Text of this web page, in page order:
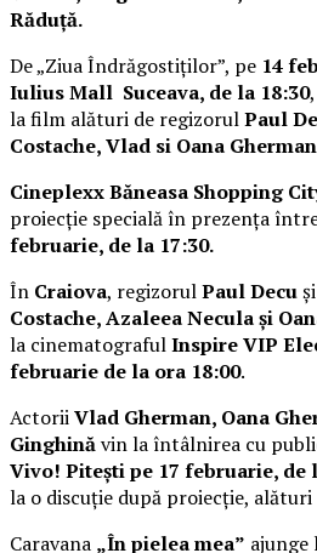
Răduță.
De „Ziua Îndrăgostiților”, pe 14
Iulius Mall Suceava, de la 18:30
la film alături de regizorulPaul
Costache, Vlad si Oana
Cineplexx Băneasa Shopping
proiecție specială în prezența
februarie, de la 17:30.
În Craiova, regizorulPaul Decu
Costache, Azaleea Necula și
la cinematografulInspire VIP
februarie de la ora 18:00.
ActoriiVlad Gherman, Oana
Ginghinăvin la întâlnirea cu
Vivo! Pitești pe 17 februarie, de
la o discuție după proiecție,
Caravana „În pielea mea” ajunge